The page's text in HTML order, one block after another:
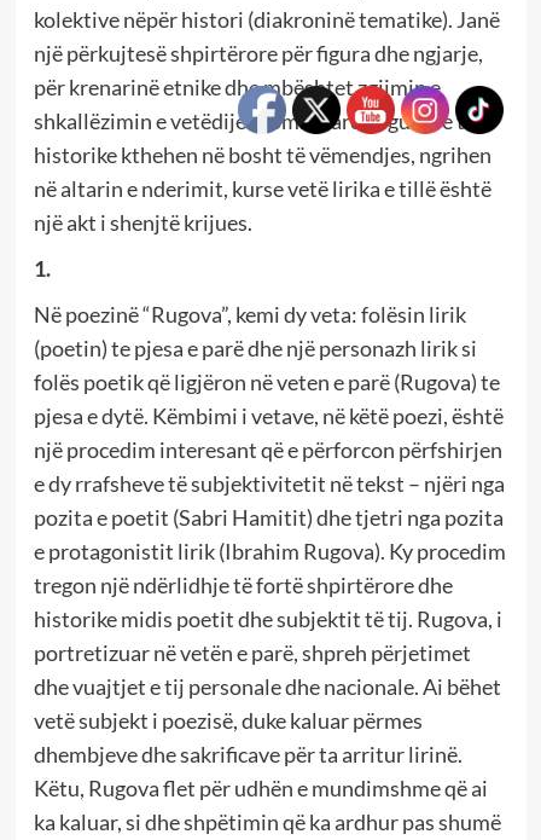
kolektive nëpër histori (diakroninë tematike). Janë
një përkujtesë shpirtërore për figura dhe ngjarje,
për krenarinë etnike dhe mbështet zgjimin e
shkallëzimin e vetëdijes kombëtare. Figurat e tilla
historike kthehen në bosht të vëmendjes, ngrihen
në altarin e nderimit, kurse vetë lirika e tillë është
një akt i shenjtë krijues.
1.
Në poezinë “Rugova”, kemi dy veta: folësin lirik
(poetin) te pjesa e parë dhe një personazh lirik si
folës poetik që ligjëron në veten e parë (Rugova) te
pjesa e dytë. Këmbimi i vetave, në këtë poezi, është
një procedim interesant që e përforcon përfshirjen
e dy rrafsheve të subjektivitetit në tekst – njëri nga
pozita e poetit (Sabri Hamitit) dhe tjetri nga pozita
e protagonistit lirik (Ibrahim Rugova). Ky procedim
tregon një ndërlidhje të fortë shpirtërore dhe
historike midis poetit dhe subjektit të tij. Rugova, i
portretizuar në vetën e parë, shpreh përjetimet
dhe vuajtjet e tij personale dhe nacionale. Ai bëhet
vetë subjekt i poezisë, duke kaluar përmes
dhembjeve dhe sakrificave për ta arritur lirinë.
Këtu, Rugova flet për udhën e mundimshme që ai
ka kaluar, si dhe shpëtimin që ka ardhur pas shumë